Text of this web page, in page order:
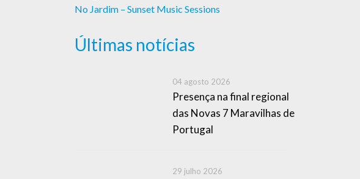
No Jardim – Sunset Music Sessions
Últimas notícias
04 agosto 2026
Presença na final regional
das Novas 7 Maravilhas de
Portugal
29 julho 2026